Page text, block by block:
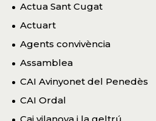
Actua Sant Cugat
Actuart
Agents convivència
Assamblea
CAI Avinyonet del Penedès
CAI Ordal